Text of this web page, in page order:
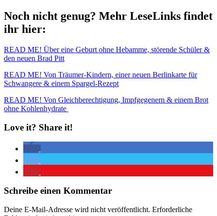
Noch nicht genug? Mehr LeseLinks findet
ihr hier:
READ ME! Über eine Geburt ohne Hebamme, störende Schüler &
den neuen Brad Pitt
READ ME! Von Träumer-Kindern, einer neuen Berlinkarte für
Schwangere & einem Spargel-Rezept
READ ME! Von Gleichberechtigung, Impfgegenern & einem Brot
ohne Kohlenhydrate
Love it? Share it!
Schreibe einen Kommentar
Deine E-Mail-Adresse wird nicht veröffentlicht. Erforderliche